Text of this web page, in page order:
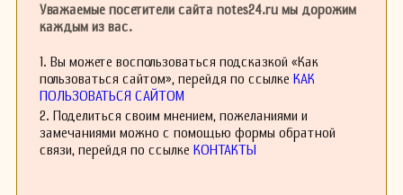
Уважаемые посетители сайта notes24.ru мы дорожим
каждым из вас.
1. Вы можете воспользоваться подсказкой «Как
пользоваться сайтом», перейдя по ссылке КАК
ПОЛЬЗОВАТЬСЯ САЙТОМ
2. Поделиться своим мнением, пожеланиями и
замечаниями можно с помощью формы обратной
связи, перейдя по ссылке КОНТАКТЫ